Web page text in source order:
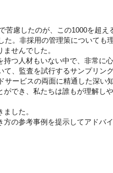
慮したのが、この1000を超
。非採用の管理策についても
せんでした。
つ人材もいない中で、非常に
、監査を試行するサンプリン
ービスの両面に精通した深い
でき、私たちは誰もが理解し
した。
の参考事例を提示してアドバ